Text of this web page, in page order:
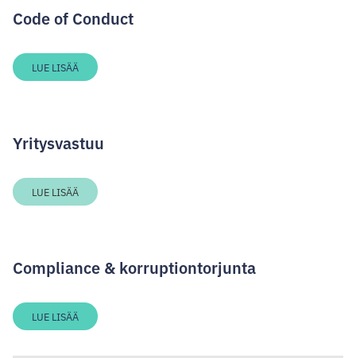
Code of Conduct
LUE LISÄÄ
Yritysvastuu
LUE LISÄÄ
Compliance & korruptiontorjunta
LUE LISÄÄ